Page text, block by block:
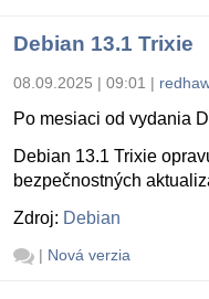
Debian 13.1 Trixie
08.09.2025 | 09:01 |
Po mesiaci od vydania
Debian 13.1 Trixie
bezpečnostných
Zdroj: Debian
| Nová verzia